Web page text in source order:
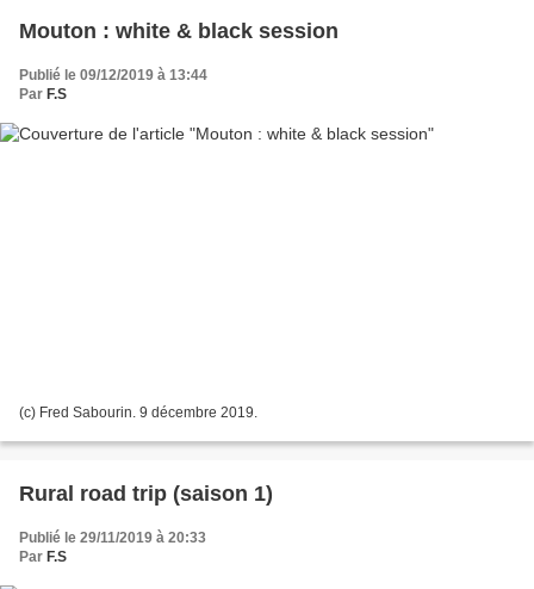
Mouton : white & black session
Publié le 09/12/2019 à 13:44
Par F.S
(c) Fred Sabourin. 9 décembre 2019.
Rural road trip (saison 1)
Publié le 29/11/2019 à 20:33
Par F.S